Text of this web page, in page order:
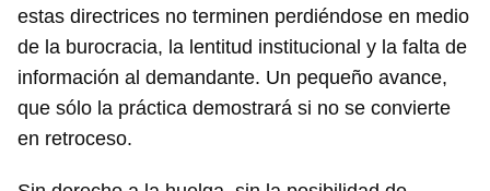
estas directrices no terminen perdiéndose en medio
de la burocracia, la lentitud institucional y la falta de
información al demandante. Un pequeño avance,
que sólo la práctica demostrará si no se convierte
en retroceso.